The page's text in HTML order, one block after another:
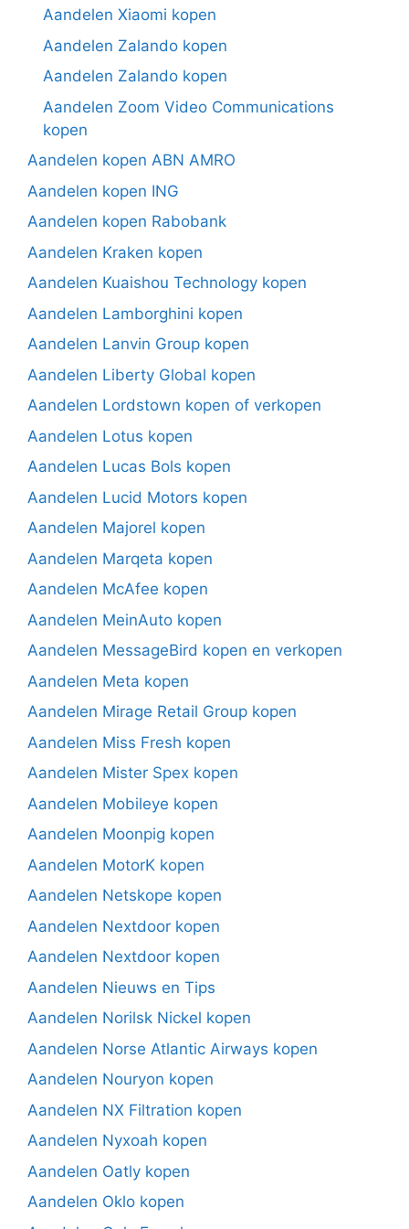
Aandelen Xiaomi kopen
Aandelen Zalando kopen
Aandelen Zalando kopen
Aandelen Zoom Video Communications
kopen
Aandelen kopen ABN AMRO
Aandelen kopen ING
Aandelen kopen Rabobank
Aandelen Kraken kopen
Aandelen Kuaishou Technology kopen
Aandelen Lamborghini kopen
Aandelen Lanvin Group kopen
Aandelen Liberty Global kopen
Aandelen Lordstown kopen of verkopen
Aandelen Lotus kopen
Aandelen Lucas Bols kopen
Aandelen Lucid Motors kopen
Aandelen Majorel kopen
Aandelen Marqeta kopen
Aandelen McAfee kopen
Aandelen MeinAuto kopen
Aandelen MessageBird kopen en verkopen
Aandelen Meta kopen
Aandelen Mirage Retail Group kopen
Aandelen Miss Fresh kopen
Aandelen Mister Spex kopen
Aandelen Mobileye kopen
Aandelen Moonpig kopen
Aandelen MotorK kopen
Aandelen Netskope kopen
Aandelen Nextdoor kopen
Aandelen Nextdoor kopen
Aandelen Nieuws en Tips
Aandelen Norilsk Nickel kopen
Aandelen Norse Atlantic Airways kopen
Aandelen Nouryon kopen
Aandelen NX Filtration kopen
Aandelen Nyxoah kopen
Aandelen Oatly kopen
Aandelen Oklo kopen